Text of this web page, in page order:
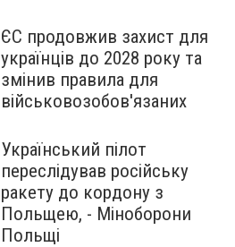
ЄС продовжив захист для
українців до 2028 року та
змінив правила для
військовозобов'язаних
Український пілот
переслідував російську
ракету до кордону з
Польщею, - Міноборони
Польщі